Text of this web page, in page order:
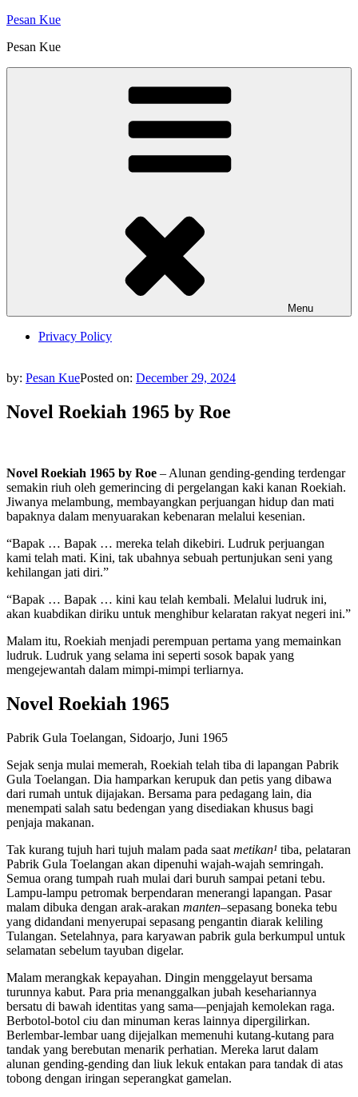
Skip
content
Pesan Kue
Pesan Kue
Menu
Privacy Policy
by: Pesan KuePosted on: December 29, 2024
Novel Roekiah 1965 by Roe
Novel Roekiah 1965 by Roe – Alunan gending-gending terdengar
semakin riuh oleh gemerincing di pergelangan kaki kanan Roekiah.
Jiwanya melambung, membayangkan perjuangan hidup dan mati
bapaknya dalam menyuarakan kebenaran melalui kesenian.
“Bapak … Bapak … mereka telah dikebiri. Ludruk perjuangan
kami telah mati. Kini, tak ubahnya sebuah pertunjukan seni yang
kehilangan jati diri.”
“Bapak … Bapak … kini kau telah kembali. Melalui ludruk ini,
akan kuabdikan diriku untuk menghibur kelaratan rakyat negeri ini.”
Malam itu, Roekiah menjadi perempuan pertama yang memainkan
ludruk. Ludruk yang selama ini seperti sosok bapak yang
mengejewantah dalam mimpi-mimpi terliarnya.
Novel Roekiah 1965
Pabrik Gula Toelangan, Sidoarjo, Juni 1965
Sejak senja mulai memerah, Roekiah telah tiba di lapangan Pabrik
Gula Toelangan. Dia hamparkan kerupuk dan petis yang dibawa
dari rumah untuk dijajakan. Bersama para pedagang lain, dia
menempati salah satu bedengan yang disediakan khusus bagi
penjaja makanan.
Tak kurang tujuh hari tujuh malam pada saat metikan¹ tiba, pelataran
Pabrik Gula Toelangan akan dipenuhi wajah-wajah semringah.
Semua orang tumpah ruah mulai dari buruh sampai petani tebu.
Lampu-lampu petromak berpendaran menerangi lapangan. Pasar
malam dibuka dengan arak-arakan manten‒sepasang boneka tebu
yang didandani menyerupai sepasang pengantin diarak keliling
Tulangan. Setelahnya, para karyawan pabrik gula berkumpul untuk
selamatan sebelum tayuban digelar.
Malam merangkak kepayahan. Dingin menggelayut bersama
turunnya kabut. Para pria menanggalkan jubah kesehariannya
bersatu di bawah identitas yang sama—penjajah kemolekan raga.
Berbotol-botol ciu dan minuman keras lainnya dipergilirkan.
Berlembar-lembar uang dijejalkan memenuhi kutang-kutang para
tandak yang berebutan menarik perhatian. Mereka larut dalam
alunan gending-gending dan liuk lekuk entakan para tandak di atas
tobong dengan iringan seperangkat gamelan.